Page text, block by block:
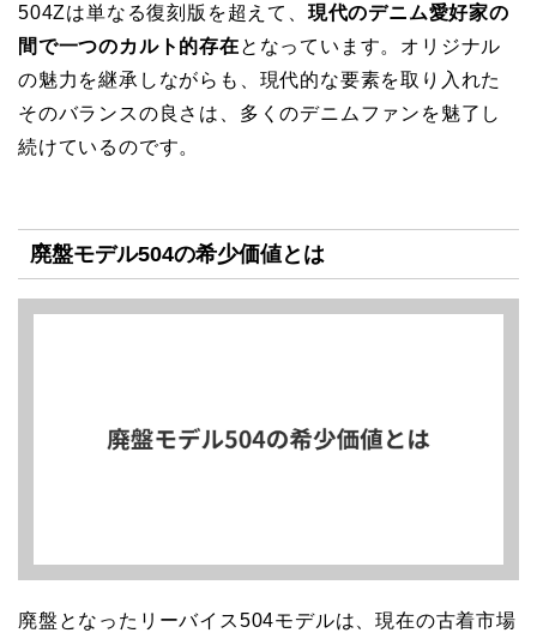
504Zは単なる復刻版を超えて、 現代のデニム愛好家の
間で一つのカルト的存在となっています。オリジナル
の魅力を継承しながらも、現代的な要素を取り入れた
そのバランスの良さは、多くのデニムファンを魅了し
続けているのです。
廃盤モデル504の希少価値とは
廃盤となったリーバイス504モデルは、現在の古着市場